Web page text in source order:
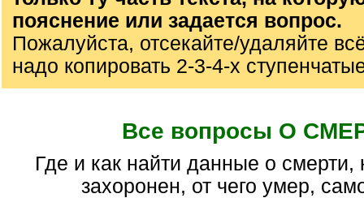
пояснение или задается вопрос.
Пожалуйста, отсекайте/удаляйте
надо копировать 2-3-4-х
Все вопросы О
где и как найти данные о смерти, как найти где
захоронен, от чего умер,